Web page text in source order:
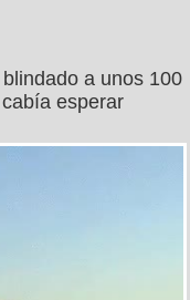
a unos 100
esperar